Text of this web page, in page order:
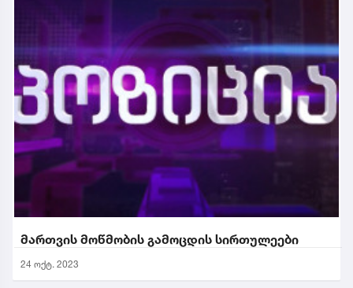
მართვის მოწმობის გამოცდის სირთულეები
24 ოქტ. 2023